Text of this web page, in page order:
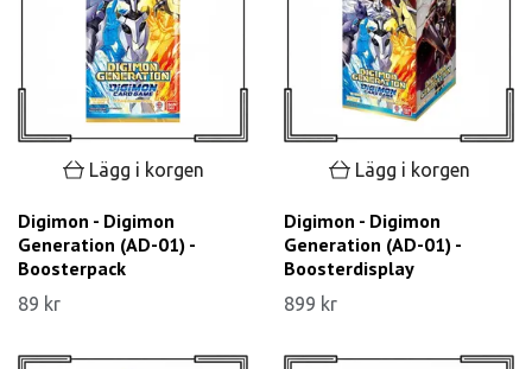
Lägg i korgen
Digimon - Digimon
Generation (AD-01) -
Boosterpack
89 kr
Lägg i korgen
Digimon - Digimon
Generation (AD-01) -
Boosterdisplay
899 kr